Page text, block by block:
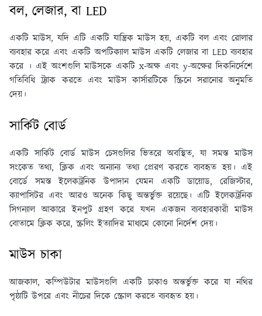
বল, লেজার, বা LED
একটি মাউস, যদি এটি একটি যান্ত্রিক মাউস হয়, একটি বল এবং রোলার
ব্যবহার করে এবং একটি অপটিক্যাল মাউস একটি লেজার বা LED ব্যবহার
করে । এই অংশগুলি মাউসকে একটি x-অক্ষ এবং y-অক্ষের দিকনির্দেশে
গতিবিধি ট্র্যাক করতে এবং মাউস কার্সারটিকে স্ক্রিনে সরানোর অনুমতি
দেয়।
সার্কিট বোর্ড
একটি সার্কিট বোর্ড মাউস চেসগুলির ভিতরে অবস্থিত, যা সমস্ত মাউস
সংকেত তথ্য, ক্লিক এবং অন্যান্য তথ্য প্রেরণ করতে ব্যবহৃত হয়। এই
বোর্ডে সমস্ত ইলেকট্রনিক উপাদান যেমন একটি ডায়োড, রেজিস্টার,
ক্যাপাসিটর এবং আরও অনেক কিছু অন্তর্ভুক্ত রয়েছে। এটি ইলেকট্রনিক
সিগন্যাল আকারে ইনপুট গ্রহণ করে যখন একজন ব্যবহারকারী মাউস
বোতামে ক্লিক করে, স্ক্রলিং ইত্যাদির মাধ্যমে কোনো নির্দেশ দেয়।
মাউস চাকা
আজকাল, কম্পিউটার মাউসগুলি একটি চাকাও অন্তর্ভুক্ত করে যা নথির
পৃষ্ঠাটি উপরে এবং নীচের দিকে স্ক্রোল করতে ব্যবহৃত হয়।